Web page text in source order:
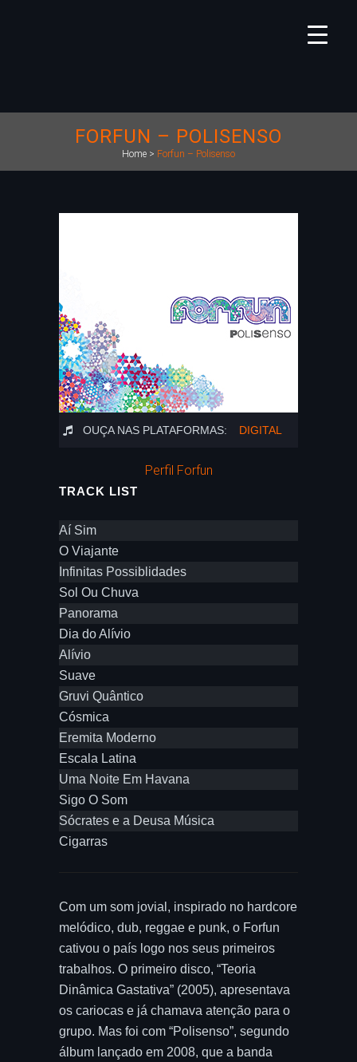
FORFUN – POLISENSO
Home > Forfun – Polisenso
OUÇA NAS PLATAFORMAS: DIGITAL
Perfil Forfun
TRACK LIST
Aí Sim
O Viajante
Infinitas Possiblidades
Sol Ou Chuva
Panorama
Dia do Alívio
Alívio
Suave
Gruvi Quântico
Cósmica
Eremita Moderno
Escala Latina
Uma Noite Em Havana
Sigo O Som
Sócrates e a Deusa Música
Cigarras
Com um som jovial, inspirado no hardcore
melódico, dub, reggae e punk, o Forfun
cativou o país logo nos seus primeiros
trabalhos. O primeiro disco, “Teoria
Dinâmica Gastativa” (2005), apresentava
os cariocas e já chamava atenção para o
grupo. Mas foi com “Polisenso”, segundo
álbum lançado em 2008, que a banda